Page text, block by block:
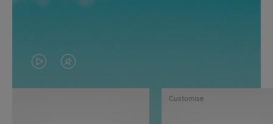
VIDEO
IS
HET
GELUID
Customise